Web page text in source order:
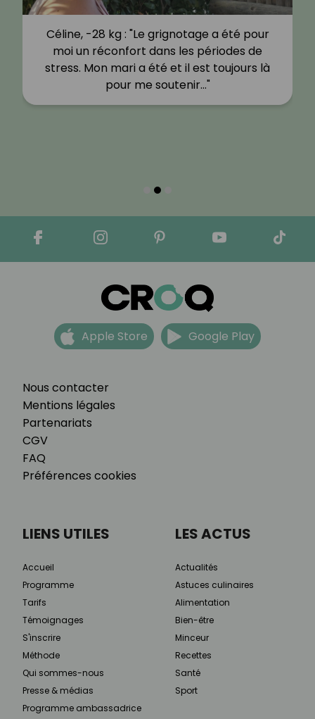
Céline, -28 kg : "Le grignotage a été pour
moi un réconfort dans les périodes de
stress. Mon mari a été et il est toujours là
pour me soutenir…"
Nous contacter
Mentions légales
Partenariats
CGV
FAQ
Préférences cookies
Apple Store Google Play
LIENS UTILES
Accueil
Programme
Tarifs
Témoignages
S'inscrire
Méthode
Qui sommes-nous
Presse & médias
Programme ambassadrice
LES ACTUS
Actualités
Astuces culinaires
Alimentation
Bien-être
Minceur
Recettes
Santé
Sport